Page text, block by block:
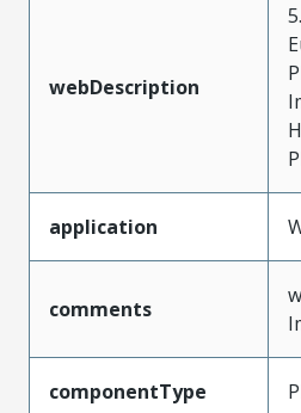
webDescription
application
comments
componentType